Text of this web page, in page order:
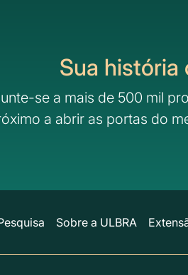
Sua história
se a mais de 500 mil
a abrir as portas do
Sobre a ULBRA